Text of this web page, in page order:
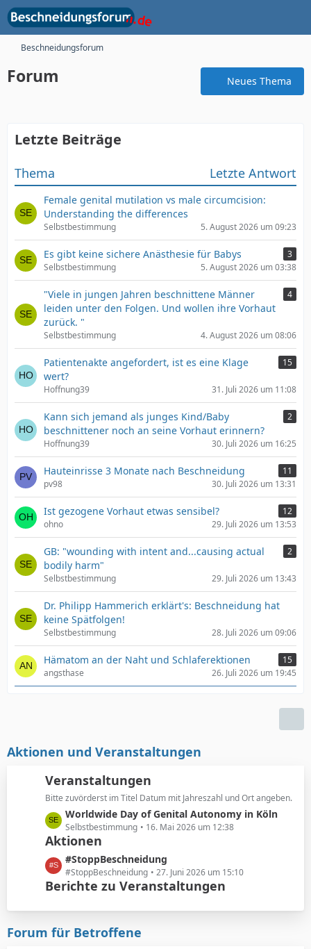
Beschneidungsforum
Forum Neues Thema
Letzte Beiträge
Thema Letzte Antwort
Female genital mutilation vs male circumcision:
Understanding the differences
Selbstbestimmung 5. August 2026 um 09:23
Es gibt keine sichere Anästhesie für Babys
3
Selbstbestimmung
5. August 2026 um 03:38
"Viele in jungen Jahren beschnittene Männer
leiden unter den Folgen. Und wollen ihre Vorhaut
zurück. "
4
Selbstbestimmung 4. August 2026 um 08:06
Patientenakte angefordert, ist es eine Klage
wert?
15
Hoffnung39 31. Juli 2026 um 11:08
Kann sich jemand als junges Kind/Baby
beschnittener noch an seine Vorhaut erinnern?
2
Hoffnung39 30. Juli 2026 um 16:25
Hauteinrisse 3 Monate nach Beschneidung
11
pv98
30. Juli 2026 um 13:31
Ist gezogene Vorhaut etwas sensibel?
12
ohno
29. Juli 2026 um 13:53
GB: "wounding with intent and...causing actual
bodily harm"
2
Selbstbestimmung 29. Juli 2026 um 13:43
Dr. Philipp Hammerich erklärt's: Beschneidung hat
keine Spätfolgen!
Selbstbestimmung 28. Juli 2026 um 09:06
Hämatom an der Naht und Schlaferektionen
15
angsthase
26. Juli 2026 um 19:45
Aktionen und Veranstaltungen
Veranstaltungen
Bitte zuvörderst im Titel Datum mit Jahreszahl und Ort angeben.
L
e
t
z
t
e
e
t
Worldwide Day of Genital Autonomy in Köln
Selbstbestimmung 16. Mai 2026 um 12:38
Aktionen
L
e
t
t
e
#StoppBeschneidung
#StoppBeschneidung 27. Juni 2026 um 15:10
Berichte zu Veranstaltungen
Forum für Betroffene